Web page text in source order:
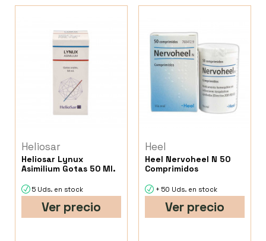
Heliosar
Heliosar Lynux
Asimilium Gotas 50 Ml.
5 Uds. en stock
Ver precio
Heel
Heel Nervoheel N 50
Comprimidos
+ 50 Uds. en stock
Ver precio